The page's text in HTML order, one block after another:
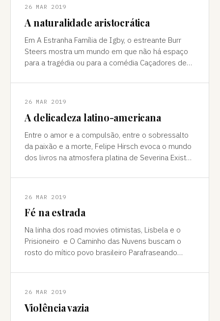
26 MAR 2019
A naturalidade aristocrática
Em A Estranha Família de Igby, o estreante Burr
Steers mostra um mundo em que não há espaço
para a tragédia ou para a comédia Caçadores de
26 MAR 2019
A delicadeza latino-americana
Entre o amor e a compulsão, entre o sobressalto
da paixão e a morte, Felipe Hirsch evoca o mundo
dos livros na atmosfera platina de Severina Existe
26 MAR 2019
Fé na estrada
Na linha dos road movies otimistas, Lisbela e o
Prisioneiro e O Caminho das Nuvens buscam o
rosto do mítico povo brasileiro Parafraseando
26 MAR 2019
Violência vazia